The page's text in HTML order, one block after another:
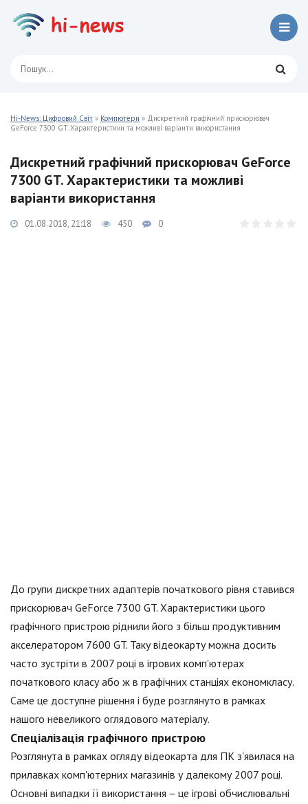
Hi-News: Цифровий Світ » Компютери » Дискретний графічний прискорювач
GeForce 7300 GT. Характеристики та можливі варіанти використання
Дискретний графічний прискорювач GeForce
7300 GT. Характеристики та можливі
варіанти використання
01.08.2018, 21:18 450 0
До групи дискретних адаптерів початкового рівня ставився
прискорювач GeForce 7300 GT. Характеристики цього
графічного пристрою ріднили його з більш продуктивним
акселератором 7600 GT. Таку відеокарту можна досить
часто зустріти в 2007 році в ігрових комп'ютерах
початкового класу або ж в графічних станціях економкласу.
Саме це доступне рішення і буде розглянуто в рамках
нашого невеликого оглядового матеріалу.
Спеціалізація графічного пристрою
Розглянута в рамках огляду відеокарта для ПК з'явилася на
прилавках комп'ютерних магазинів у далекому 2007 році.
Основні випадки її використання – це ігрові обчислювальні